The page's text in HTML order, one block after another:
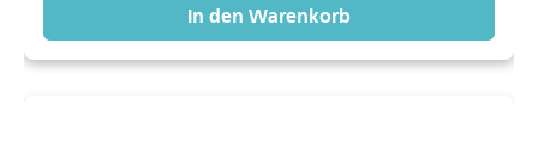
In den Warenkorb